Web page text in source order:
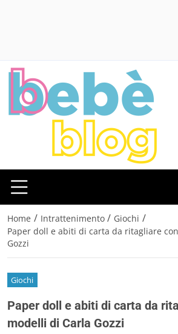
Home / Intrattenimento / Giochi /
Paper doll e abiti di carta da ritagliare
Gozzi
Giochi
Paper doll e abiti di carta da
modelli di Carla Gozzi